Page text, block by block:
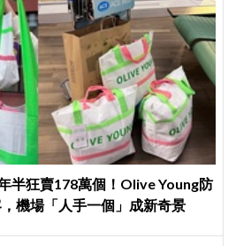
半狂賣178萬個！Olive Young防
機場「人手一個」成新奇景